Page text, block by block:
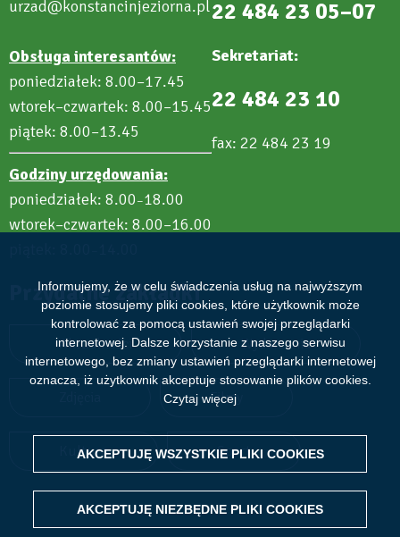
Informujemy, że w celu świadczenia usług na najwyższym
poziomie stosujemy pliki cookies, które użytkownik może
kontrolować za pomocą ustawień swojej przeglądarki
internetowej. Dalsze korzystanie z naszego serwisu
internetowego, bez zmiany ustawień przeglądarki internetowej
oznacza, iż użytkownik akceptuje stosowanie plików cookies.
Czytaj więcej
AKCEPTUJĘ WSZYSTKIE PLIKI COOKIES
AKCEPTUJĘ NIEZBĘDNE PLIKI COOKIES
WITHDRAW CONSENT
urzad@konstancinjeziorna.pl
Obsługa interesantów:
poniedziałek: 8.00–17.45
wtorek–czwartek: 8.00–15.45
piątek: 8.00–13.45
Godziny urzędowania:
poniedziałek: 8.00–18.00
wtorek–czwartek: 8.00–16.00
22 484 23 05–07
Sekretariat:
22 484 23 10
fax: 22 484 23 19
Przydatne zakładki
Aktualności Wydarzenia
Filmy
Kultura Sport